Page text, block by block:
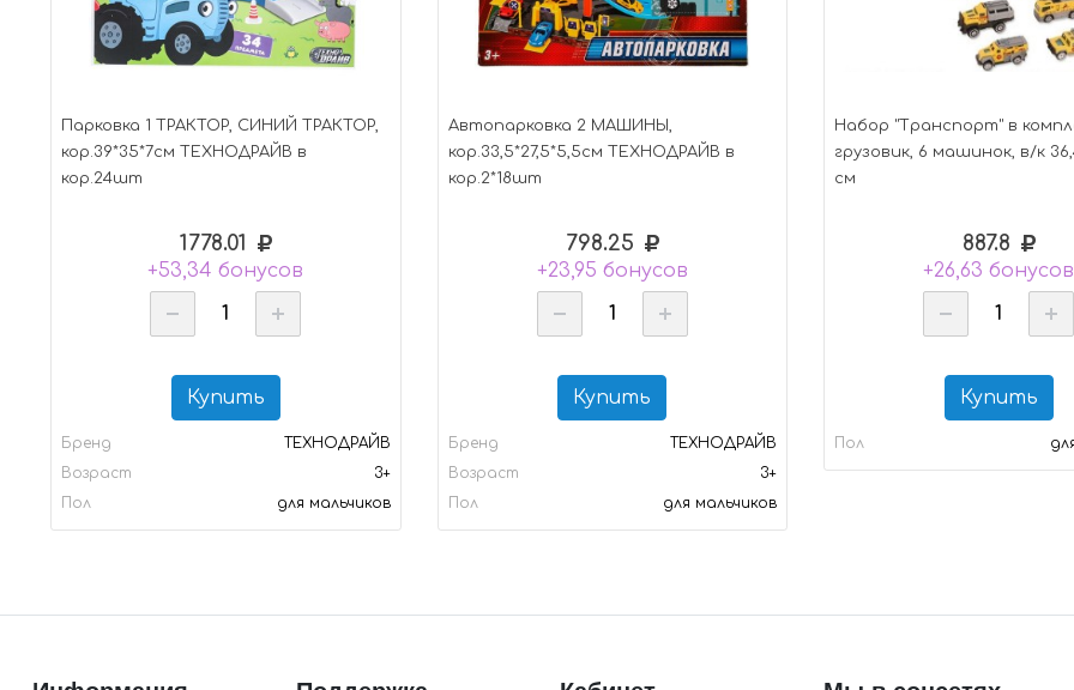
Парковка 1 ТРАКТОР, СИНИЙ ТРАКТОР,
кор.39*35*7см ТЕХНОДРАЙВ в
кор.24шт
1778.01
+53,34 бонусов
Купить
Бренд
ТЕХНОДРАЙВ
Возраст
3+
Пол
для мальчиков
Автопарковка 2 МАШИНЫ,
кор.33,5*27,5*5,5см ТЕХНОДРАЙВ в
кор.2*18шт
798.25
+23,95 бонусов
Купить
Бренд
ТЕХНОДРАЙВ
Возраст
3+
Пол
для мальчиков
Набор "Транспорт" в
грузовик, 6 машинок, в/к
см
887.8
+26,63 бонусов
Купить
Пол